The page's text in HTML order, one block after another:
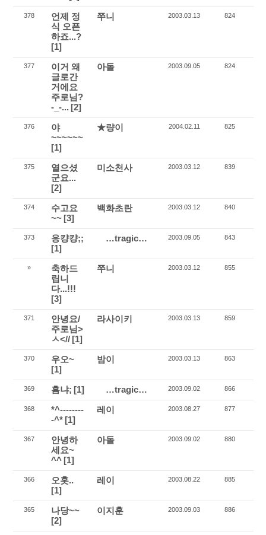
378
언제 정
식 오픈
하죠...?
[1]
쭈니 2003.03.13 824
377
이거 왜
글로간
거에요
주로님?
-_-... [2]
아돌 2003.09.05 824
376
야
~~~~~~
[1]
★량이 2004.02.11 825
375
열으셨
군요...
[2]
미소천사 2003.03.12 839
374
수고요
~~ [3]
백화초란 2003.03.12 840
373
응컁컁;;
[1]
…tragic… 2003.09.05 843
»
축하드
립니
다...!!!
[3]
쭈니 2003.03.12 855
371
안녕요/
주로님>
ㅅ<// [1]
라사이키 2003.03.13 859
370
우오~
[1]
밤이 2003.03.13 863
369 흠냐; [1] …tragic… 2003.09.02 866
368
*^--------
-^* [1]
레이 2003.08.27 877
367
안녕하
세요~
^^ [1]
아돌 2003.09.02 880
366
오홋..
[1]
레이 2003.08.22 885
365
나당~~
[2]
이지훈 2003.09.03 886